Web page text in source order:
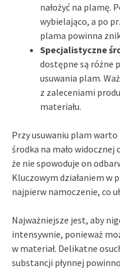
nałożyć na plamę.
wybielająco, a po
plama powinna
Specjalistyczne
dostępne są różne
usuwania plam.
z zaleceniami
materiału.
Przy usuwaniu plam
środka na mało widocznej
że nie spowoduje on
Kluczowym działaniem w
najpierw namoczenie, co
Najważniejsze jest, aby
intensywnie, ponieważ
w materiał. Delikatne
substancji płynnej